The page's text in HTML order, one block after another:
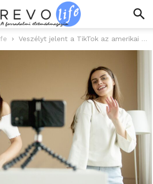
Veszélyt jelent a TikTok az amerikai hegemóniára, ezért a Universal Music visszavonja...